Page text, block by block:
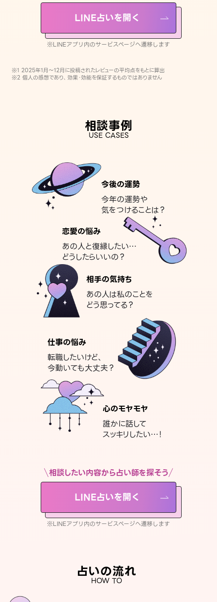
LINE占いを開く
※LINEアプリ内のサービスページへ遷移します
※1 2025年1月〜12月に投稿されたレビューの平均点をもとに算出
※2 個人の感想であり、効果・効能を保証するものではありません
相談事例
USE CASES
今後の運勢
今年の運勢や
気をつけることは？
恋愛の悩み
あの人と復縁したい…
どうしたらいいの？
相手の気持ち
あの人は私のことを
どう思ってる？
仕事の悩み
転職したいけど、
今動いても大丈夫？
心のモヤモヤ
誰かに話して
スッキリしたい…！
相談したい内容から占い師を探そう
LINE占いを開く
※LINEアプリ内のサービスページへ遷移します
占いの流れ
HOW TO